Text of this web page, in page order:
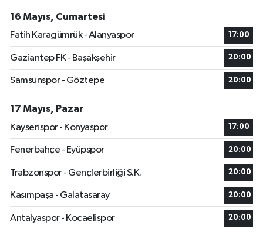
16 Mayıs, Cumartesi
Fatih Karagümrük - Alanyaspor
17:00
Gaziantep FK - Başakşehir 20:00
Samsunspor - Göztepe 20:00
17 Mayıs, Pazar
Kayserispor - Konyaspor
17:00
Fenerbahçe - Eyüpspor 20:00
Trabzonspor - Gençlerbirliği S.K. 20:00
Kasımpaşa - Galatasaray 20:00
Antalyaspor - Kocaelispor 20:00